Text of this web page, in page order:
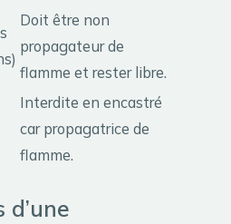
Doit être non
propagateur de
flamme et rester libre.
Interdite en encastré
car propagatrice de
flamme.
d’une